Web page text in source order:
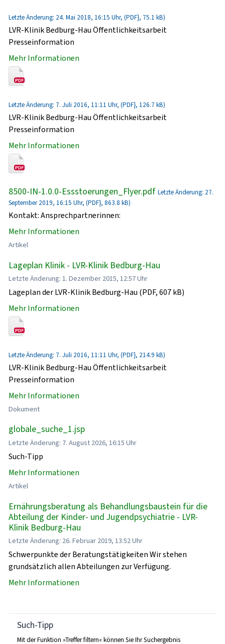
Letzte Änderung: 24. Mai 2018, 16:15 Uhr, (PDF}, 75.1 kB)
LVR-Klinik Bedburg-Hau Öffentlichkeitsarbeit
Presseinformation
Mehr Informationen
Letzte Änderung: 7. Juli 2016, 11:11 Uhr, (PDF}, 126.7 kB)
LVR-Klinik Bedburg-Hau Öffentlichkeitsarbeit
Presseinformation
Mehr Informationen
8500-IN-1.0.0-Essstoerungen_Flyer.pdf Letzte Änderung: 27.
September 2019, 16:15 Uhr, (PDF}, 863.8 kB)
Kontakt: Ansprechpartnerinnen:
Mehr Informationen
Artikel
Lageplan Klinik - LVR-Klinik Bedburg-Hau
Letzte Änderung: 1. Dezember 2015, 12:57 Uhr
Lageplan der LVR-Klinik Bedburg-Hau (PDF, 607 kB)
Mehr Informationen
Letzte Änderung: 7. Juli 2016, 11:11 Uhr, (PDF}, 214.9 kB)
LVR-Klinik Bedburg-Hau Öffentlichkeitsarbeit
Presseinformation
Mehr Informationen
Dokument
globale_suche_1.jsp
Letzte Änderung: 7. August 2026, 16:15 Uhr
Such-Tipp
Mehr Informationen
Artikel
Ernährungsberatung als Behandlungsbaustein für die
Abteilung der Kinder- und Jugendpsychiatrie - LVR-
Klinik Bedburg-Hau
Letzte Änderung: 26. Februar 2019, 13:52 Uhr
Schwerpunkte der Beratungstätigkeiten Wir stehen
grundsätzlich allen Abteilungen zur Verfügung.
Mehr Informationen
Such-Tipp
Mit der Funktion »Treffer filtern« können Sie Ihr Suchergebnis